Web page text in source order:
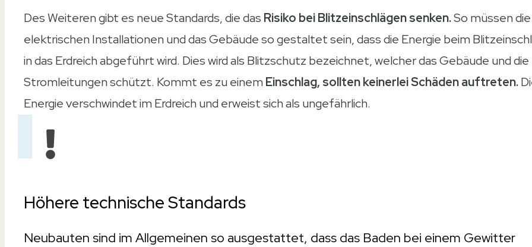
Des Weiteren gibt es neue Standards, die das Risiko bei Blitzeinschlägen senken.So müssen die
elektrischen Installationen und das Gebäude so gestaltet sein, dass die Energie beim
in das Erdreich abgeführt wird. Dies wird als Blitzschutz bezeichnet, welcher das Gebäude und die
Stromleitungen schützt. Kommt es zu einemEinschlag, sollten keinerlei Schäden auftreten.
Energie verschwindet im Erdreich und erweist sich als ungefährlich.
Höhere technische Standards
Neubauten sind im Allgemeinen so ausgestattet, dass das Baden bei einem Gewitter